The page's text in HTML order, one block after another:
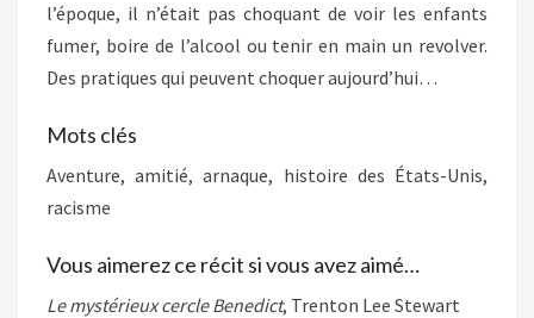
l’époque, il n’était pas choquant de voir les enfants
fumer, boire de l’alcool ou tenir en main un revolver.
Des pratiques qui peuvent choquer aujourd’hui…
Mots clés
Aventure, amitié, arnaque, histoire des États-Unis,
racisme
Vous aimerez ce récit si vous avez aimé…
Le mystérieux cercle Benedict, Trenton Lee Stewart